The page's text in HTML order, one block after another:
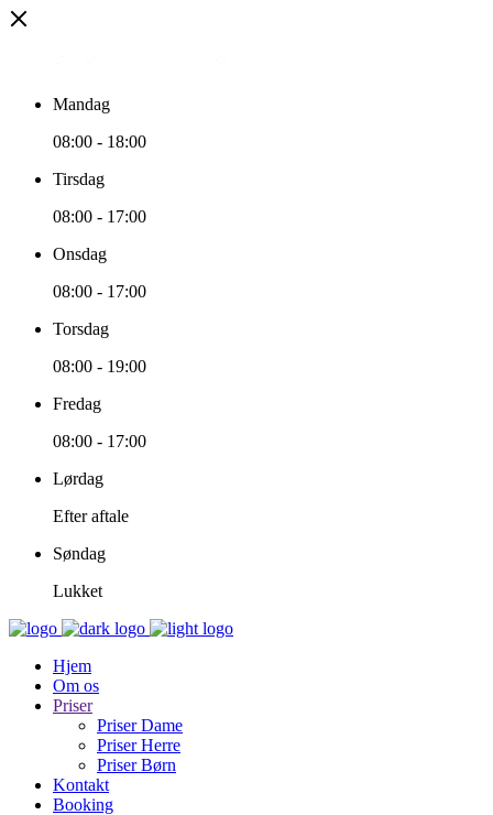
Mandag
08:00 - 18:00
Tirsdag
08:00 - 17:00
Onsdag
08:00 - 17:00
Torsdag
08:00 - 19:00
Fredag
08:00 - 17:00
Lørdag
Efter aftale
Søndag
Lukket
Hjem
Om os
Priser
Priser Dame
Priser Herre
Priser Børn
Kontakt
Booking